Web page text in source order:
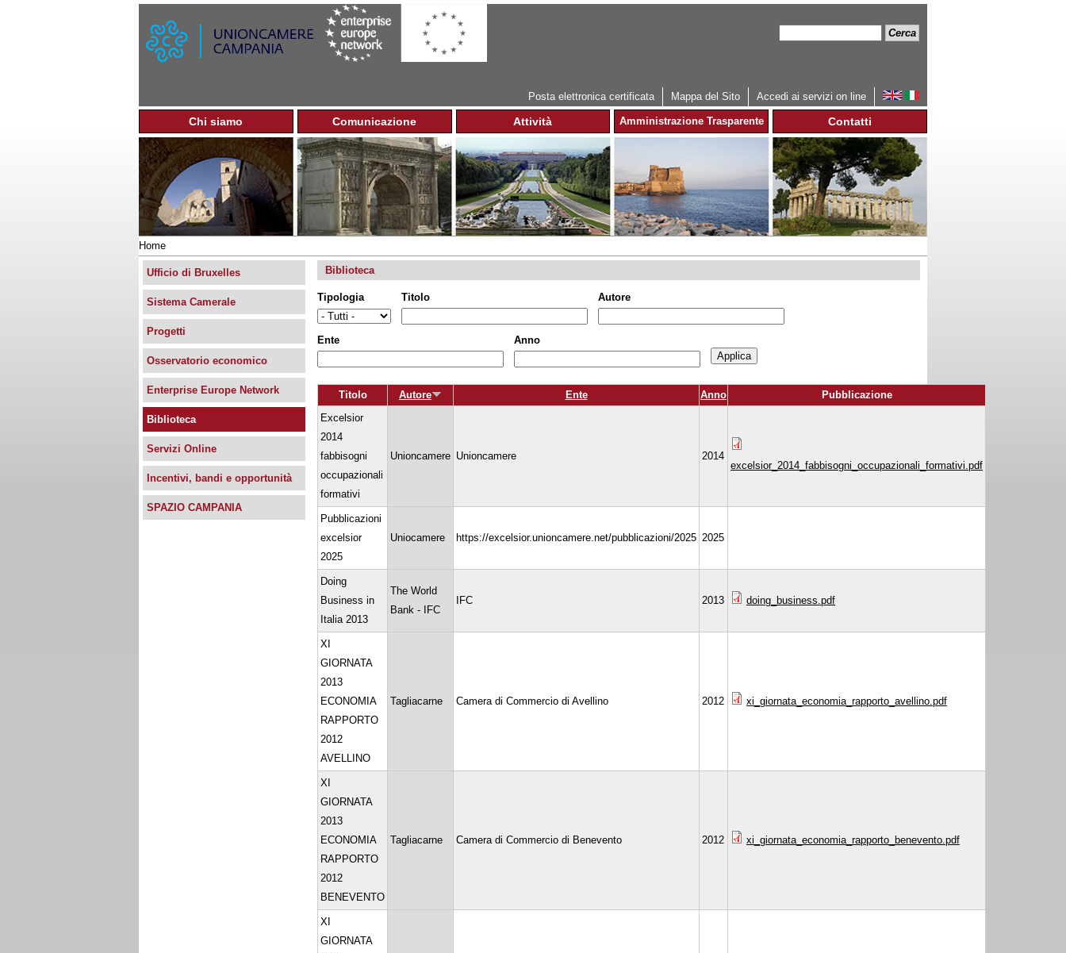
Accedi ai servizi on line
Mappa del Sito
Posta elettronica certificata
M
e
n
u
p
r
n
c
p
a
e
Chi siamo Comunicazione Attività Amministrazione Trasparente Contatti
Tu
sei
qui
Home
Biblioteca
Tipologia Titolo Autore
Ente Anno
Titolo Autore Ente Anno
Pubblicazione
Excelsior
2014
fabbisogni
occupazionali
formativi
Unioncamere Unioncamere
2014
excelsior_2014_fabbisogni_occupazionali_formativi.pdf
Pubblicazioni
excelsior
2025
Uniocamere https://excelsior.unioncamere.net/pubblicazioni/2025 2025
Doing
Business in
Italia 2013
The World
Bank - IFC
IFC 2013 doing_business.pdf
XI
GIORNATA
2013
ECONOMIA
RAPPORTO
2012
AVELLINO
Tagliacarne Camera di Commercio di Avellino 2012 xi_giornata_economia_rapporto_avellino.pdf
XI
GIORNATA
2013
ECONOMIA
RAPPORTO
2012
BENEVENTO
Tagliacarne Camera di Commercio di Benevento 2012 xi_giornata_economia_rapporto_benevento.pdf
XI
GIORNATA
Ufficio di Bruxelles
Sistema Camerale
Progetti
Osservatorio economico
Enterprise Europe Network
Biblioteca
Servizi Online
Incentivi, bandi e opportunità
SPAZIO CAMPANIA